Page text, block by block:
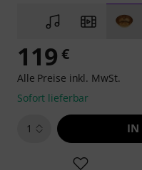
119 €
Alle Preise inkl. MwSt.
Sofort lieferbar
1 IN